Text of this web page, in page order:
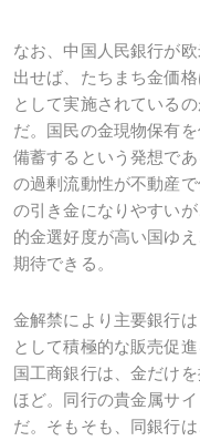
なお、中国人民銀行が
出せば、たちまち金価
として実施されている
だ。国民の金現物保有
備蓄するという発想で
の過剰流動性が不動産
の引き金になりやすい
的金選好度が高い国ゆ
期待できる。
金解禁により主要銀行
として積極的な販売促
国工商銀行は、金だけ
ほど。同行の貴金属サ
だ。そもそも、同銀行